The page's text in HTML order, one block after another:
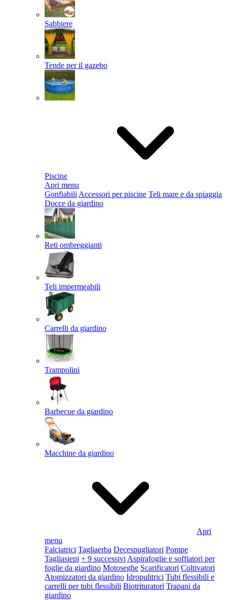
Sabbiere
Tende per il gazebo
Piscine
Apri menu
Gonfiabili Accessori per piscine Teli mare e da spiaggia
Docce da giardino
Reti ombreggianti
Teli impermeabili
Carrelli da giardino
Trampolini
Barbecue da giardino
Macchine da giardino
Apri
menu
Falciatrici Tagliaerba Decespugliatori Pompe
Tagliasiepi + 9 successivi Aspirafoglie e soffiatori per
foglie da giardino Motoseghe Scarificatori Coltivatori
Atomizzatori da giardino Idropulitrici Tubi flessibili e
carrelli per tubi flessibili Biotrituratori Trapani da
giardino